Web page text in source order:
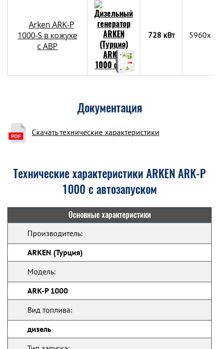
Arken ARK-P
1000-S в кожухе
с АВР
728 кВт
Документация
Скачать технические характеристики
Технические характеристики ARKEN ARK-P
1000 с автозапуском
Основные характеристики
Производитель:
ARKEN (Турция)
Модель:
ARK-P 1000
Вид топлива:
дизель